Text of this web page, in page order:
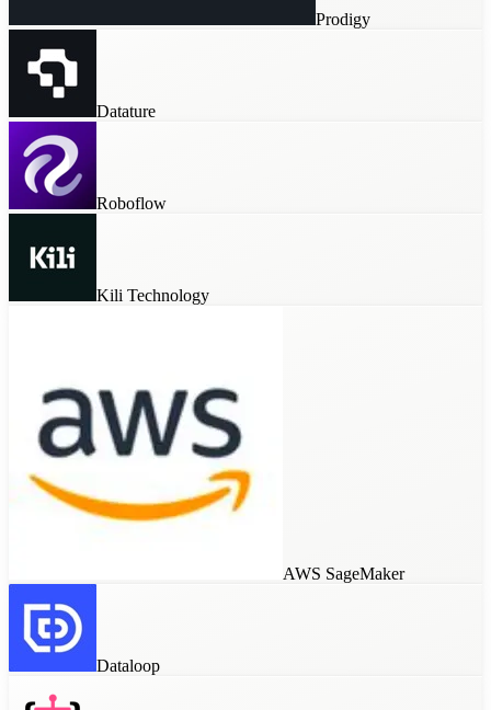
Prodigy
Datature
Roboflow
Kili Technology
AWS SageMaker
Dataloop